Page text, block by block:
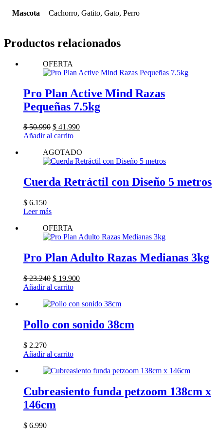
Mascota Cachorro, Gatito, Gato, Perro
Productos relacionados
OFERTA
Pro Plan Active Mind Razas
Pequeñas 7.5kg
$50.990 El
precio
era:
$ 50.990.
$ 41.990El
es:
$ 41.990.
Añadir al carrito
AGOTADO
Cuerda Retráctil con Diseño 5 metros
$ 6.150
Leer más
OFERTA
Pro Plan Adulto Razas Medianas 3kg
$23.240 El
precio
era:
$ 19.900El
es:
Añadir al carrito
Pollo con sonido 38cm
$ 2.270
Añadir al carrito
Cubreasiento funda petzoom 138cm x
146cm
$ 6.990